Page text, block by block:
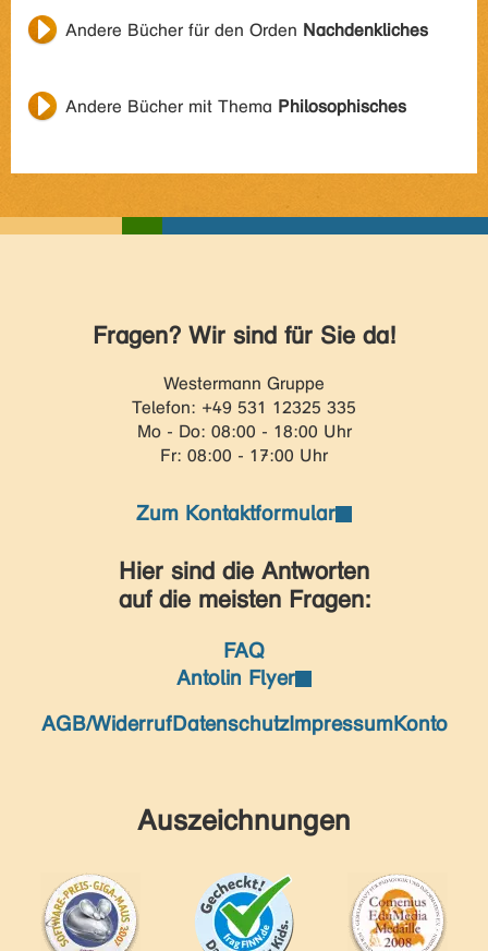
Andere Bücher für den Orden Nachdenkliches
Andere Bücher mit Thema Philosophisches